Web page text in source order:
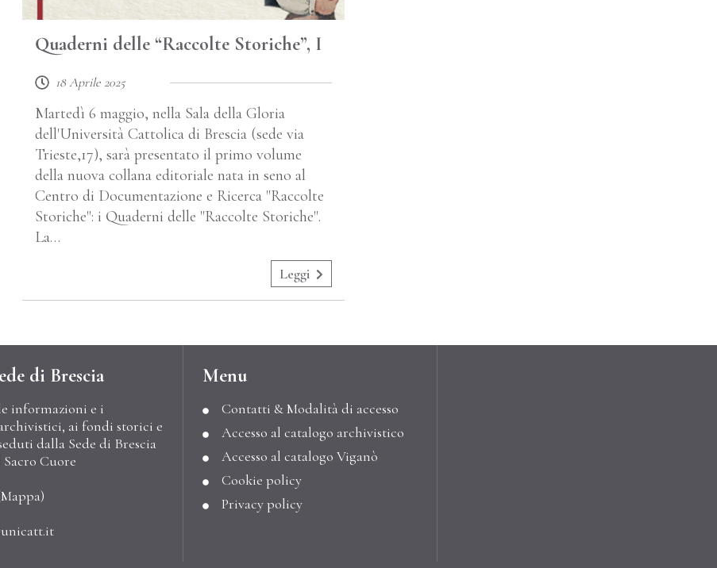
Quaderni delle “Raccolte Storiche”, I
18 Aprile 2025
Martedì 6 maggio, nella Sala della Gloria
dell'Università Cattolica di Brescia (sede via
Trieste,17), sarà presentato il primo volume
della nuova collana editoriale nata in seno al
Centro di Documentazione e Ricerca "Raccolte
Storiche": i Quaderni delle "Raccolte Storiche".
La…
Leggi
di Brescia
informazioni e i
ai fondi storici e
dalla Sede di Brescia
Cuore
Mappa)
Menu
Contatti & Modalità di accesso
Accesso al catalogo archivistico
Accesso al catalogo Viganò
Cookie policy
Privacy policy